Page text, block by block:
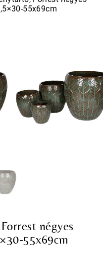
55x69cm
négyes
55x69cm